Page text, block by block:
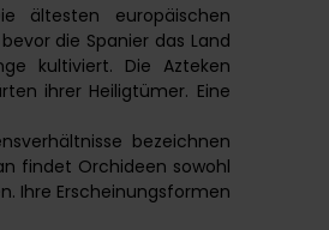
ältesten europäischen
die Spanier das Land
kultiviert. Die Azteken
ihrer Heiligtümer. Eine
bezeichnen
findet Orchideen sowohl
Ihre Erscheinungsformen